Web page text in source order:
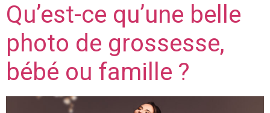
Qu’est-ce qu’une belle
photo de grossesse,
bébé ou famille ?